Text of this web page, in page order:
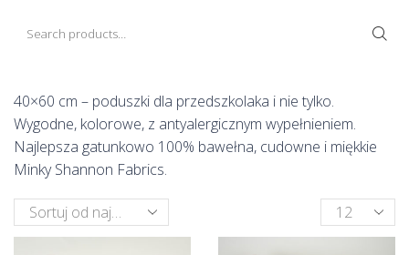
40×60 cm – poduszki dla przedszkolaka i nie tylko.
Wygodne, kolorowe, z antyalergicznym wypełnieniem.
Najlepsza gatunkowo 100% bawełna, cudowne i miękkie
Minky Shannon Fabrics.
Products
per
Search for: